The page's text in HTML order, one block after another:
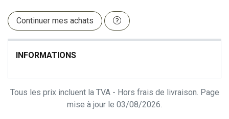
Continuer mes achats
INFORMATIONS
Tous les prix incluent la TVA - Hors frais de livraison. Page
mise à jour le 03/08/2026.